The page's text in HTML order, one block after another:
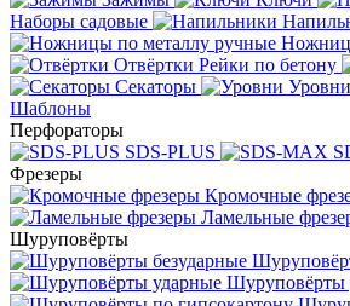
Наборы садовые
Отвёртки Рейки по бетону
Секаторы
Уровни
Шаблоны
Перфораторы
SDS-PLUS
Фрезеры
Кромочные
Ламельные
Шуруповёрты
Шуруповёрты